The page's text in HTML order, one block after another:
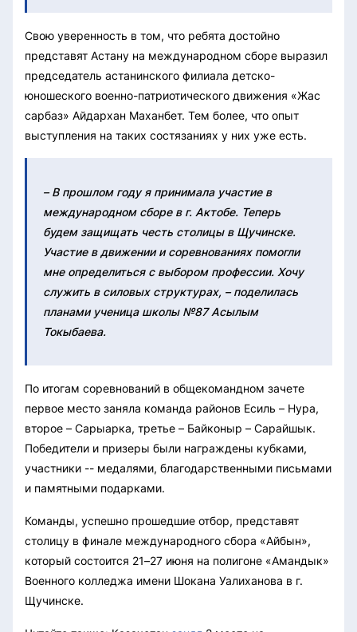
Свою уверенность в том, что ребята достойно
представят Астану на международном сборе выразил
председатель астанинского филиала детско-
юношеского военно-патриотического движения «Жас
сарбаз» Айдархан Маханбет. Тем более, что опыт
выступления на таких состязаниях у них уже есть.
– В прошлом году я принимала участие в
международном сборе в г. Актобе. Теперь
будем защищать честь столицы в Щучинске.
Участие в движении и соревнованиях помогли
мне определиться с выбором профессии. Хочу
служить в силовых структурах, – поделилась
планами ученица школы №87 Асылым
Токыбаева.
По итогам соревнований в общекомандном зачете
первое место заняла команда районов Есиль – Нура,
второе – Сарыарка, третье – Байконыр – Сарайшык.
Победители и призеры были награждены кубками,
участники -- медалями, благодарственными письмами
и памятными подарками.
Команды, успешно прошедшие отбор, представят
столицу в финале международного сбора «Айбын»,
который состоится 21–27 июня на полигоне «Амандык»
Военного колледжа имени Шокана Уалиханова в г.
Щучинске.